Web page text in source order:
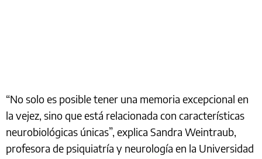
“No solo es posible tener una memoria excepcional en
la vejez, sino que está relacionada con características
neurobiológicas únicas”, explica Sandra Weintraub,
profesora de psiquiatría y neurología en la Universidad